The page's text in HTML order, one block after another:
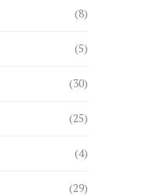
(8)
(5)
(30)
(25)
(4)
(29)